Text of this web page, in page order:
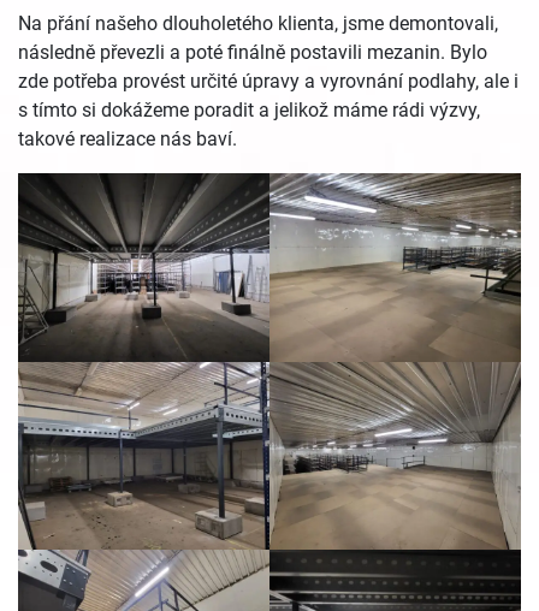
Na přání našeho dlouholetého klienta, jsme demontovali,
následně převezli a poté finálně postavili mezanin. Bylo
zde potřeba provést určité úpravy a vyrovnání podlahy, ale i
s tímto si dokážeme poradit a jelikož máme rádi výzvy,
takové realizace nás baví.